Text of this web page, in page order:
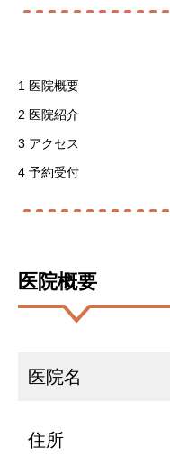
1 医院概要
2 医院紹介
3 アクセス
4 予約受付
医院概要
医院名
住所